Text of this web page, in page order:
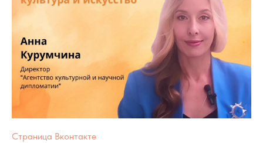
Страница Вконтакте